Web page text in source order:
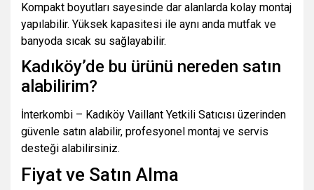
Kompakt boyutları sayesinde dar alanlarda kolay montaj
yapılabilir. Yüksek kapasitesi ile aynı anda mutfak ve
banyoda sıcak su sağlayabilir.
Kadıköy’de bu ürünü nereden satın
alabilirim?
İnterkombi – Kadıköy Vaillant Yetkili Satıcısı üzerinden
güvenle satın alabilir, profesyonel montaj ve servis
desteği alabilirsiniz.
Fiyat ve Satın Alma